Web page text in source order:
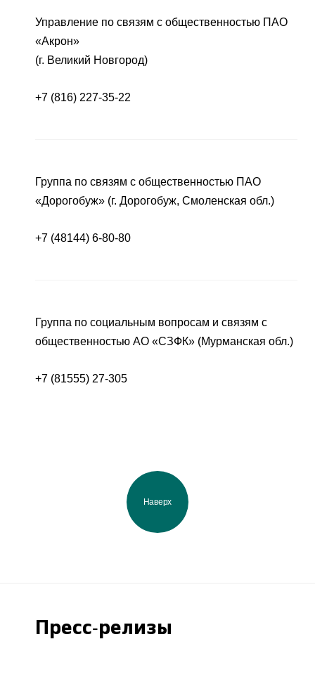
Управление по связям с общественностью ПАО
«Акрон»
(г. Великий Новгород)
+7 (816) 227-35-22
Группа по связям с общественностью ПАО
«Дорогобуж» (г. Дорогобуж, Смоленская обл.)
+7 (48144) 6-80-80
Группа по социальным вопросам и связям с
общественностью АО «СЗФК» (Мурманская обл.)
+7 (81555) 27-305
Наверх
Пресс-релизы